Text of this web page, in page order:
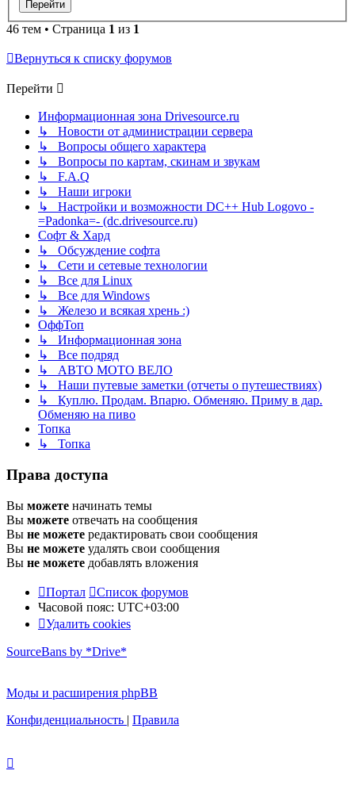
46 тем • Страница 1 из 1
Вернуться к списку форумов
Перейти
Информационная зона Drivesource.ru
↳ Новости от администрации сервера
↳ Вопросы общего характера
↳ Вопросы по картам, скинам и звукам
↳ F.A.Q
↳ Наши игроки
↳ Настройки и возможности DC++ Hub Logovo -
=Padonka=- (dc.drivesource.ru)
Софт & Хард
↳ Обсуждение софта
↳ Сети и сетевые технологии
↳ Все для Linux
↳ Все для Windows
↳ Железо и всякая хрень :)
ОффТоп
↳ Информационная зона
↳ Все подряд
↳ АВТО МОТО ВЕЛО
↳ Наши путевые заметки (отчеты о путешествиях)
↳ Куплю. Продам. Впарю. Обменяю. Приму в дар.
Обменяю на пиво
Топка
↳ Топка
Права доступа
Вы можете начинать темы
Вы можете отвечать на сообщения
Вы не можете редактировать свои сообщения
Вы не можете удалять свои сообщения
Вы не можете добавлять вложения
Портал
Список форумов
Часовой пояс: UTC+03:00
Удалить cookies
SourceBans by *Drive*
Моды и расширения phpBB
Конфиденциальность | Правила